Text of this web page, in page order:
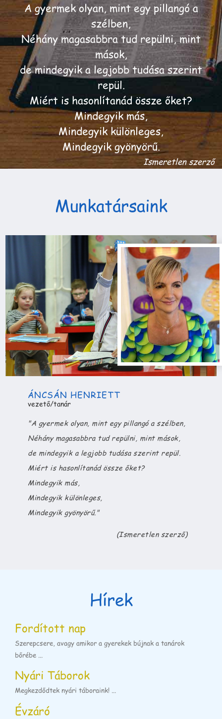
A gyermek olyan, mint egy pillangó a
szélben,
Néhány magasabbra tud repülni, mint
mások,
de mindegyik a legjobb tudása szerint
repül.
Miért is hasonlítanád össze őket?
Mindegyik más,
Mindegyik különleges,
Mindegyik gyönyörű.
Ismeretlen szerző
Munkatársaink
ÁNCSÁN HENRIETT
vezető/tanár
"A gyermek olyan, mint egy pillangó a szélben,
Néhány magasabbra tud repülni, mint mások,
de mindegyik a legjobb tudása szerint repül.
Miért is hasonlítanád össze őket?
Mindegyik más,
Mindegyik különleges,
Mindegyik gyönyörű."
(Ismeretlen szerző)
Hírek
Fordított nap
Szerepcsere, avagy amikor a gyerekek bújnak a tanárok
bőrébe ...
Nyári Táborok
Megkezdődtek nyári táboraink! ...
Évzáró